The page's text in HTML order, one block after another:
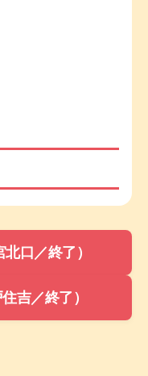
口／終了）
吉／終了）